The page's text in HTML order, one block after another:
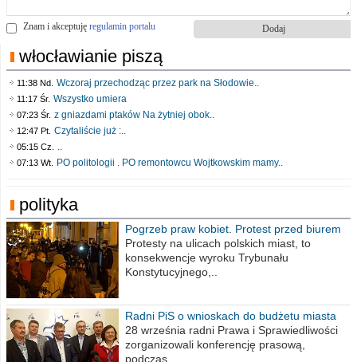
Znam i akceptuję regulamin portalu
włocławianie piszą
11:38 Nd. Wczoraj przechodząc przez park na Słodowie..
11:17 Śr. Wszystko umiera
07:23 Śr. z gniazdami ptaków Na żytniej obok..
12:47 Pt. Czytaliście już :..
05:15 Cz. ..
07:13 Wt. PO politologii . PO remontowcu Wojtkowskim mamy..
polityka
Pogrzeb praw kobiet. Protest przed biurem
poselskim PiS
Protesty na ulicach polskich miast, to
konsekwencje wyroku Trybunału
Konstytucyjnego,..
Radni PiS o wnioskach do budżetu miasta
na 2021 rok
28 września radni Prawa i Sprawiedliwości
zorganizowali konferencję prasową,
podczas..